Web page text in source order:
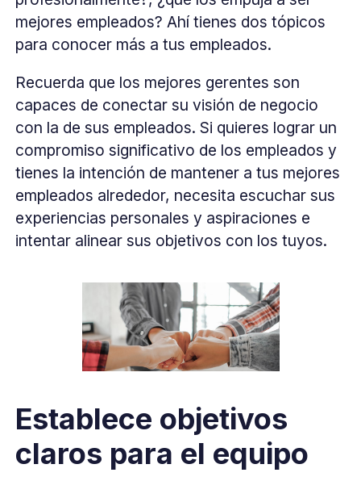
mejores empleados? Ahí tienes dos tópicos
para conocer más a tus empleados.
Recuerda que los mejores gerentes son
capaces de conectar su visión de negocio
con la de sus empleados. Si quieres lograr un
compromiso significativo de los empleados y
tienes la intención de mantener a tus mejores
empleados alrededor, necesita escuchar sus
experiencias personales y aspiraciones e
intentar alinear sus objetivos con los tuyos.
Establece objetivos
claros para el equipo